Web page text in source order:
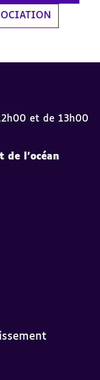
et de 13h00
de l'océan
du comitedu comite